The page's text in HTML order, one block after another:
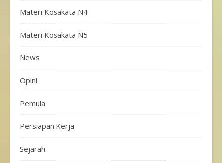
Materi Kosakata N4
Materi Kosakata N5
News
Opini
Pemula
Persiapan Kerja
Sejarah